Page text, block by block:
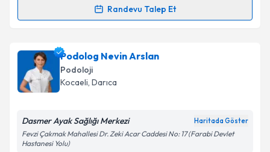
Randevu Talep Et
takvim hazırlandığında e-posta ile bilgilendireceğiz.
E-posta Adresiniz
Kişisel verilerimin işlenmesine ilişkin Aydınlatma
Podolog Nevin Arslan
Podoloji
Kocaeli, Darıca
Dasmer Ayak Sağlığı Merkezi Haritada Göster
Fevzi Çakmak Mahallesi Dr. Zeki Acar Caddesi No: 17 (Farabi Devlet
Hastanesi Yolu)